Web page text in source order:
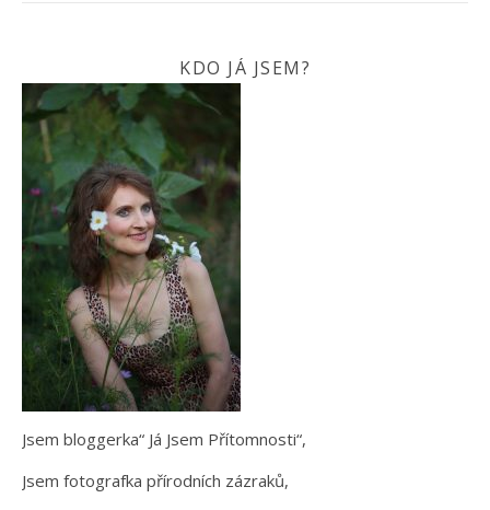
KDO JÁ JSEM?
Jsem bloggerka“ Já Jsem Přítomnosti“,
Jsem fotografka přírodních zázraků,